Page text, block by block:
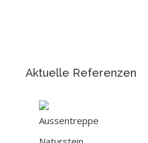
Aktuelle Referenzen